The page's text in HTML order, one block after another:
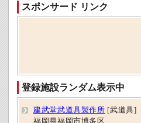
スポンサード リンク
登録施設ランダム表示中
建武堂武道具製作所 [武道具]
福岡県福岡市博多区